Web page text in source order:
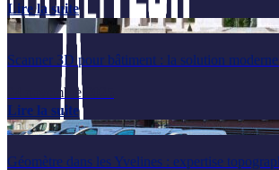
Lire la suite
Scanner 3D pour bâtiment : la solution
24 novembre 2025
Lire la suite
Géomètre dans les Yvelines : expertise